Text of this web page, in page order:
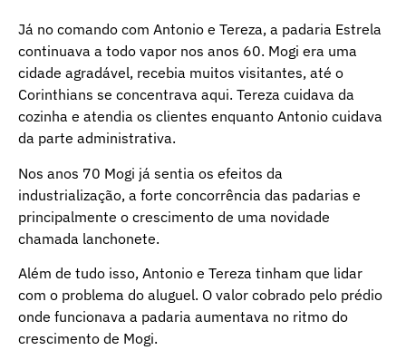
Já no comando com Antonio e Tereza, a padaria Estrela
continuava a todo vapor nos anos 60. Mogi era uma
cidade agradável, recebia muitos visitantes, até o
Corinthians se concentrava aqui. Tereza cuidava da
cozinha e atendia os clientes enquanto Antonio cuidava
da parte administrativa.
Nos anos 70 Mogi já sentia os efeitos da
industrialização, a forte concorrência das padarias e
principalmente o crescimento de uma novidade
chamada lanchonete.
Além de tudo isso, Antonio e Tereza tinham que lidar
com o problema do aluguel. O valor cobrado pelo prédio
onde funcionava a padaria aumentava no ritmo do
crescimento de Mogi.